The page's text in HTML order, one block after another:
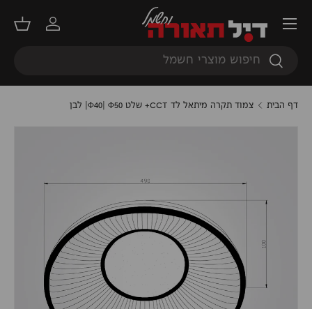
דילוג
חיפוש
חיפוש
התחברות
סל
תפריט
דף הבית צמוד תקרה מיתאל לד CCT+ שלט Φ40| Φ50| לבן